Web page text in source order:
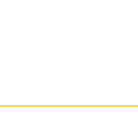
及高貴時尚外型，挑